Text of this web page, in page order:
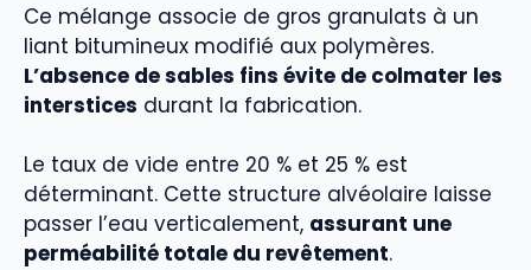
Ce mélange associe de gros granulats à un
liant bitumineux modifié aux polymères.
L’absence de sables fins évite de colmater les
interstices durant la fabrication.
Le taux de vide entre 20 % et 25 % est
déterminant. Cette structure alvéolaire laisse
passer l’eau verticalement, assurant une
perméabilité totale du revêtement.